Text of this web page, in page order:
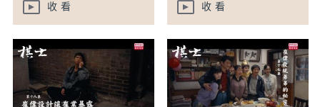
收看 收看